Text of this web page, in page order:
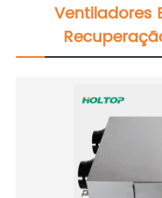
Ventiladores